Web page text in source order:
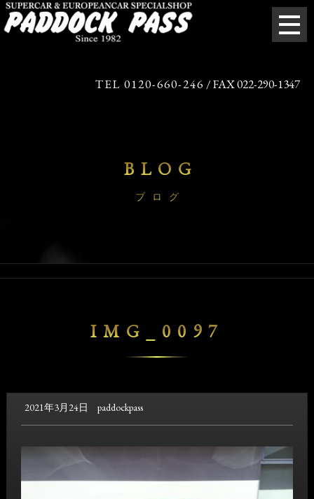
TEL 0120-660-246 / FAX 022-290-1347
BLOG
ブログ
IMG_0097
2021年3月24日 paddockpass